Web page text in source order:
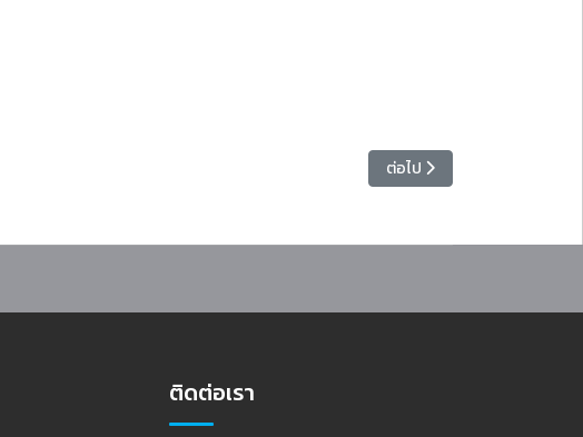
บ และประเมินผลงานของมหาวิทยาลัยและอธิการบดี ครั้งที่ 2/2569เนื้อหาถัดไป: วิทยาลัยมวยไท
ต่อไป
ติดต่อเรา